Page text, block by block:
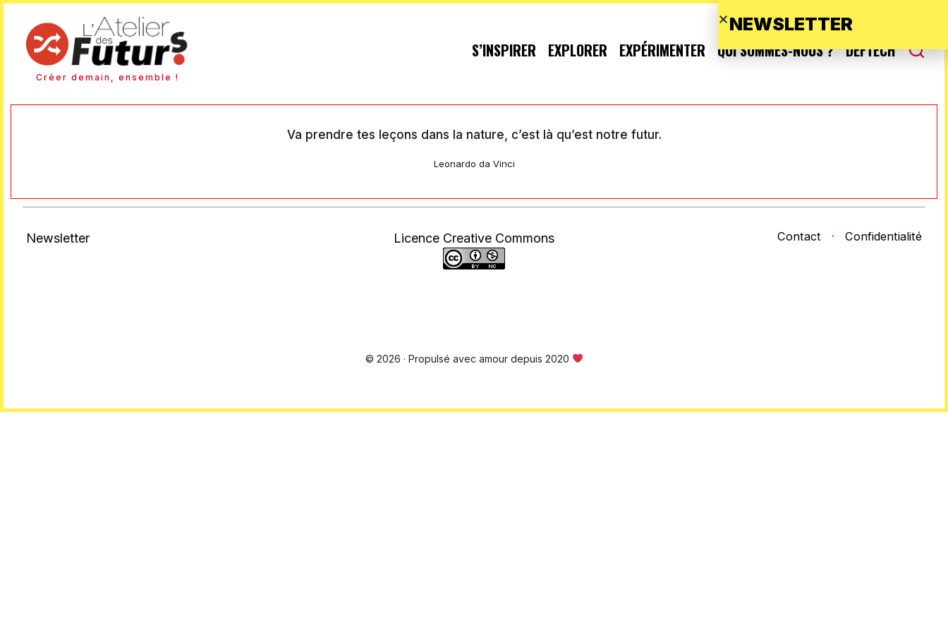
Créer demain, ensemble !
S’INSPIRER EXPLORER EXPÉRIMENTER QUI SOMMES-NOUS ? DEFTECH
Va prendre tes leçons dans la nature, c’est là qu’est notre futur.
Leonardo da Vinci
Newsletter Licence Creative Commons Contact · Confidentialité
© 2026 · Propulsé avec amour depuis 2020
NEWSLETTER